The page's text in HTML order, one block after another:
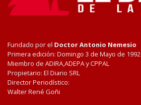
Fundado por el Doctor Antonio Nemesio
Primera edición: Domingo 3 de Mayo de 1992
Miembro de ADIRA,ADEPA y CPPAL
Propietario: El Diario SRL
Director Periodístico:
Walter René Goñi